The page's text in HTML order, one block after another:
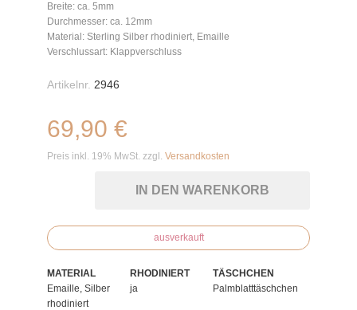
Breite: ca. 5mm
Durchmesser: ca. 12mm
Material: Sterling Silber rhodiniert, Emaille
Verschlussart: Klappverschluss
Artikelnr. 2946
69,90 €
Preis inkl. 19% MwSt. zzgl. Versandkosten
IN DEN WARENKORB
ausverkauft
MATERIAL
Emaille, Silber
rhodiniert
RHODINIERT
ja
TÄSCHCHEN
Palmblatttäschchen